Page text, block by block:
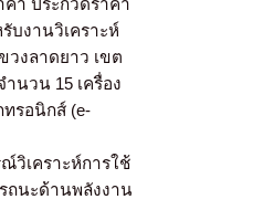
บงานวิเคราะห์
วงลาดยาว เขต
นวน 15 เครื่อง
ทรอนิกส์ (e-
วิเคราะห์การใช้
ถนะด้านพลังงาน